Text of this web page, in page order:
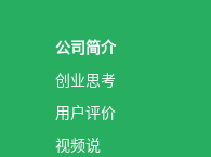
公司简介
创业思考
用户评价
视频说